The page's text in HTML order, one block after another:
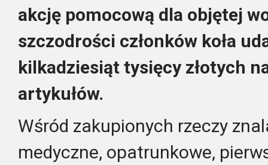
akcję pomocową dla objętej
szczodrości członków koła
kilkadziesiąt tysięcy złotych
artykułów.
Wśród zakupionych rzeczy
medyczne, opatrunkowe,